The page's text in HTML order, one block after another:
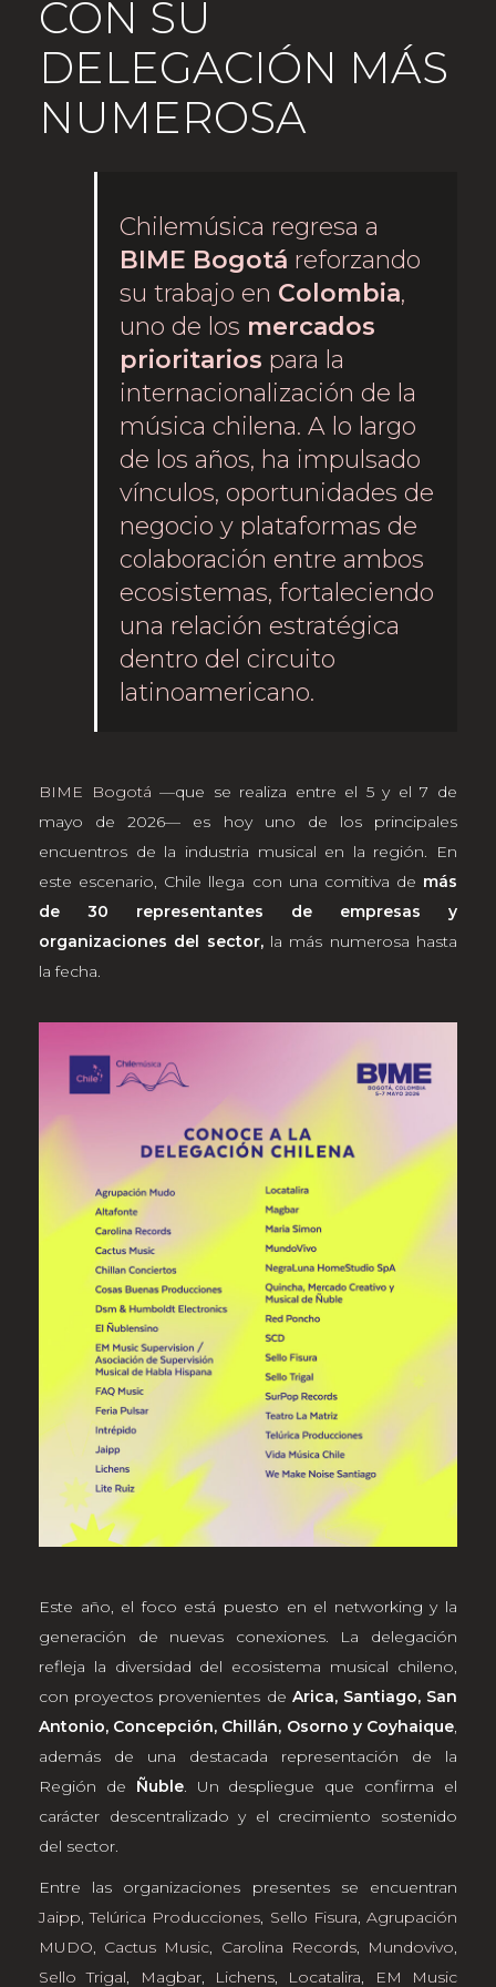
CON SU
DELEGACIÓN MÁS
NUMEROSA
Chilemúsica regresa a
BIME Bogotá reforzando
su trabajo en Colombia,
uno de los mercados
prioritarios para la
internacionalización de la
música chilena. A lo largo
de los años, ha impulsado
vínculos, oportunidades de
negocio y plataformas de
colaboración entre ambos
ecosistemas, fortaleciendo
una relación estratégica
dentro del circuito
latinoamericano.
BIME Bogotá —que se realiza entre el 5 y el 7 de
mayo de 2026— es hoy uno de los principales
encuentros de la industria musical en la región. En
este escenario, Chile llega con una comitiva de más
de 30 representantes de empresas y
organizaciones del sector,la más numerosa hasta
la fecha.
Este año, el foco está puesto en el networking y la
generación de nuevas conexiones. La delegación
refleja la diversidad del ecosistema musical chileno,
con proyectos provenientes de Arica, Santiago, San
Antonio, Concepción, Chillán, Osorno y Coyhaique,
además de una destacada representación de la
Región de Ñuble. Un despliegue que confirma el
carácter descentralizado y el crecimiento sostenido
del sector.
Entre las organizaciones presentes se encuentran
Jaipp,Telúrica Producciones, Sello Fisura,Agrupación
MUDO, Cactus Music, Carolina Records, Mundovivo,
Sello Trigal, Magbar, Lichens, Locatalira, EM Music